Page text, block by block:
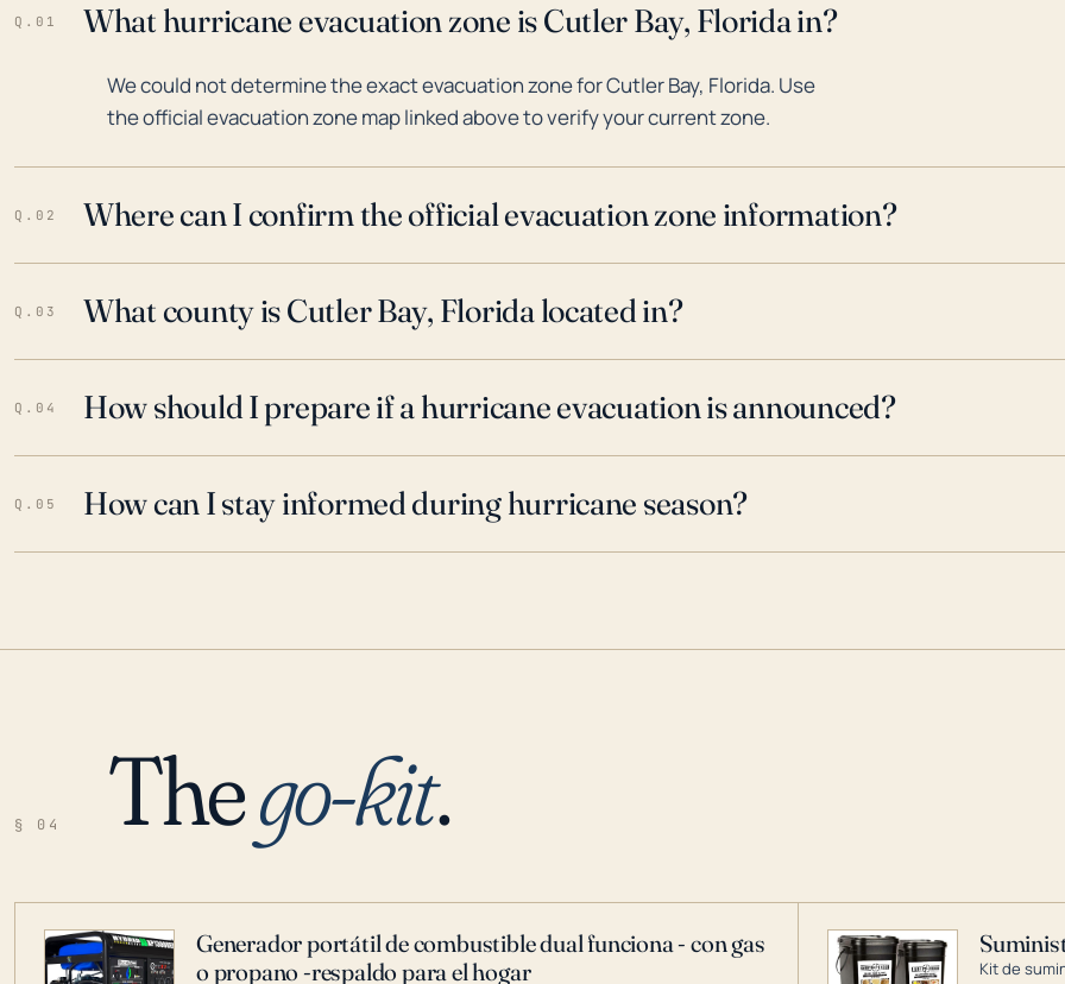
Q.01 What hurricane evacuation zone is Cutler Bay, Florida in?
We could not determine the exact evacuation zone for Cutler Bay, Florida. Use
the official evacuation zone map linked above to verify your current zone.
Q.02 Where can I confirm the official evacuation zone information?
Q.03 What county is Cutler Bay, Florida located in?
Q.04 How should I prepare if a hurricane evacuation is announced?
Q.05 How can I stay informed during hurricane season?
§ 04 Thego-kit.
Generador portátil de combustible dual funciona - con gas
o propano -respaldo para el hogar
Kit de